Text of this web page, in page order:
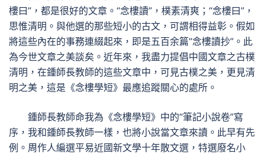
樓曰”，都是很好的文章。“念樓讀”，樸素清爽；“念樓曰”，
思惟清明。與他選的那些短小的古文，可謂相得益彰。假如
將這些內在的事務連綴起來，即是五百余篇“念樓讀抄”。此
為今世文章之美談矣。近年來，我盡力提倡中國文章之古樸
清明，在鍾師長教師的這些文章中，可見古樸之美，更見清
明之美，這是《念樓學短》最應追蹤關心的處所。
鍾師長教師命我為《念樓學短》中的“筆記小說卷”寫
序，我和鍾師長教師一樣，也將小說當文章來讀。此早有先
例。周作人編選平易近國新文學十年散文選，特選廢名小